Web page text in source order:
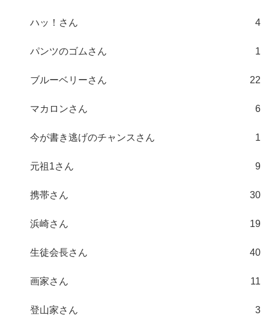
ハッ！さん 4
パンツのゴムさん 1
ブルーベリーさん 22
マカロンさん 6
今が書き逃げのチャンスさん 1
元祖1さん 9
携帯さん 30
浜崎さん 19
生徒会長さん 40
画家さん 11
登山家さん 3